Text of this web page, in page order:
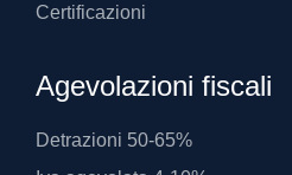
Certificazioni
Agevolazioni fiscali
Detrazioni 50-65%